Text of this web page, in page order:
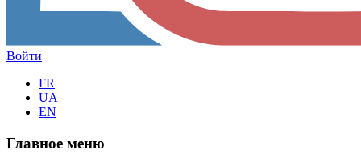
Войти
FR
UA
EN
Главное меню